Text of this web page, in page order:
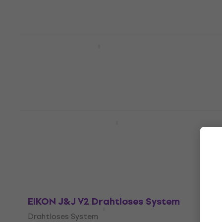
EIKON J&J V2 Drahtloses System
Drahtloses System